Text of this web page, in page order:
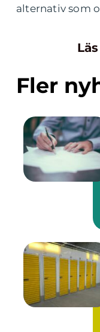
alternativ som
Fler